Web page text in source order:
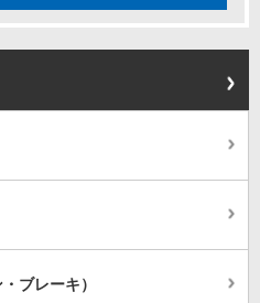
ブレーキ）